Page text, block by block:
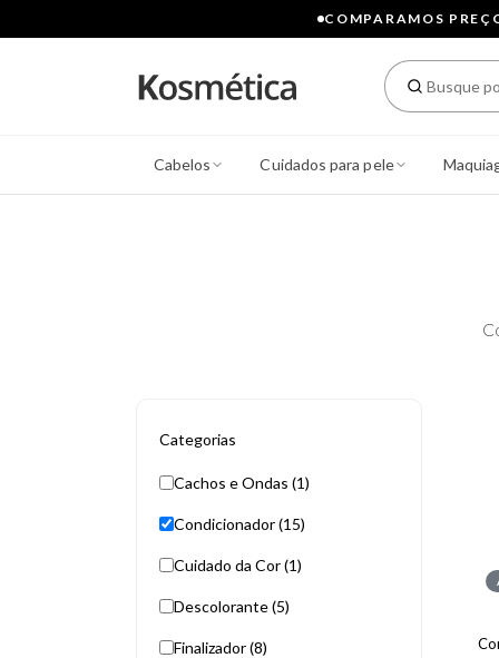
COMPARAMOS
Cabelos Cuidados para pele
Categorias
Cachos e Ondas (1)
Condicionador (15)
Cuidado da Cor (1)
Descolorante (5)
Finalizador (8)